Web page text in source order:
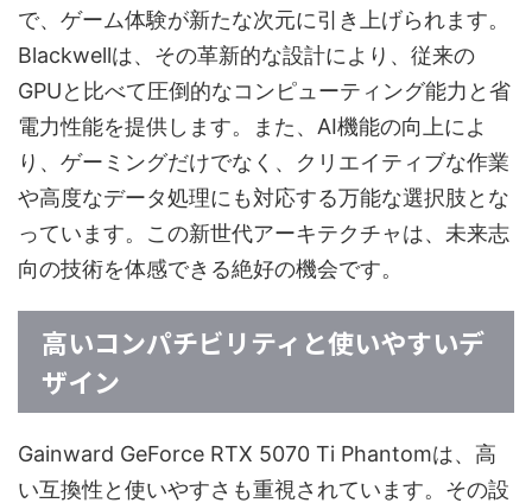
で、ゲーム体験が新たな次元に引き上げられます。
Blackwellは、その革新的な設計により、従来の
GPUと比べて圧倒的なコンピューティング能力と省
電力性能を提供します。また、AI機能の向上によ
り、ゲーミングだけでなく、クリエイティブな作業
や高度なデータ処理にも対応する万能な選択肢とな
っています。この新世代アーキテクチャは、未来志
向の技術を体感できる絶好の機会です。
高いコンパチビリティと使いやすいデ
ザイン
Gainward GeForce RTX 5070 Ti Phantomは、高
い互換性と使いやすさも重視されています。その設